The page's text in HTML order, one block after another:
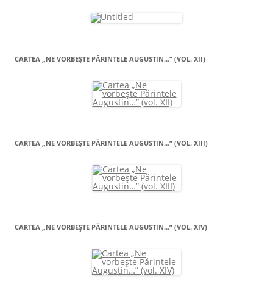
CARTEA „NE VORBEŞTE PĂRINTELE AUGUSTIN…” (VOL. XII)
CARTEA „NE VORBEŞTE PĂRINTELE AUGUSTIN…” (VOL. XIII)
CARTEA „NE VORBEŞTE PĂRINTELE AUGUSTIN…” (VOL. XIV)